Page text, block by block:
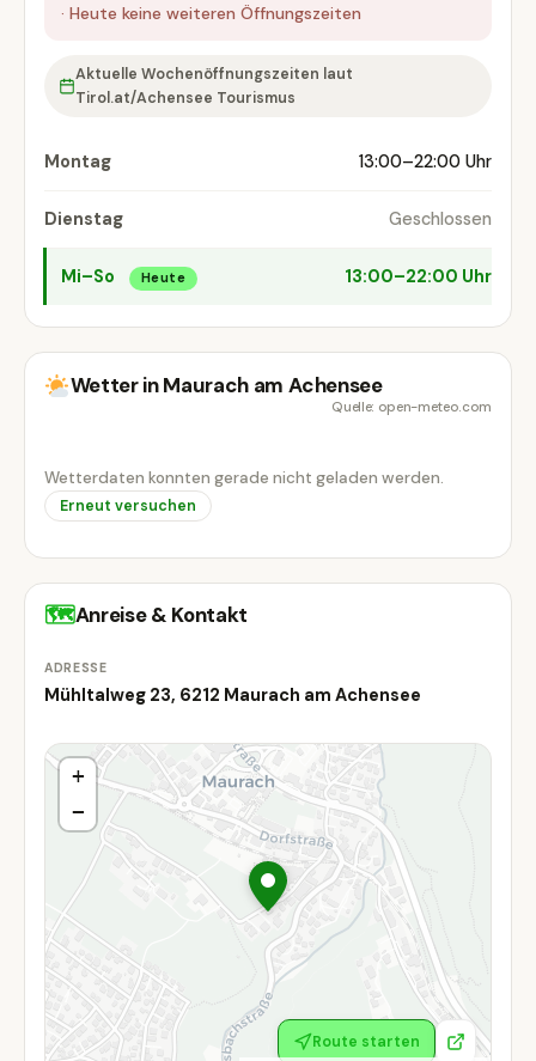
· Heute keine weiteren Öffnungszeiten
Aktuelle Wochenöffnungszeiten laut
Tirol.at/Achensee Tourismus
Montag 13:00–22:00 Uhr
Dienstag Geschlossen
Mi–So Heute 13:00–22:00 Uhr
Wetter in Maurach am Achensee
Quelle: open-meteo.com
Wetterdaten konnten gerade nicht geladen werden.
Erneut versuchen
🗺Anreise & Kontakt
ADRESSE
Mühltalweg 23, 6212 Maurach am Achensee
+
−
Route starten